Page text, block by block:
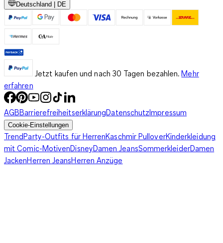
Deutschland | DE
Jetzt kaufen und nach 30 Tagen bezahlen. Mehr
erfahren
AGBBarrierefreiheitserklärungDatenschutzImpressum
Cookie-Einstellungen
TrendParty-Outfits für HerrenKaschmir PulloverKinderkleidung
mit Comic-MotivenDisneyDamen JeansSommerkleiderDamen
JackenHerren JeansHerren Anzüge